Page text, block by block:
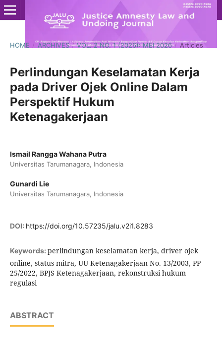
HOME / ARCHIVES / VOL. 2 NO. 1 (2026): MEI 2026 / Articles
Perlindungan Keselamatan Kerja
pada Driver Ojek Online Dalam
Perspektif Hukum
Ketenagakerjaan
Ismail Rangga Wahana Putra
Universitas Tarumanagara, Indonesia
Gunardi Lie
Universitas Tarumanagara, Indonesia
DOI: https://doi.org/10.57235/jalu.v2i1.8283
Keywords: perlindungan keselamatan kerja, driver ojek
online, status mitra, UU Ketenagakerjaan No. 13/2003, PP
25/2022, BPJS Ketenagakerjaan, rekonstruksi hukum
regulasi
ABSTRACT